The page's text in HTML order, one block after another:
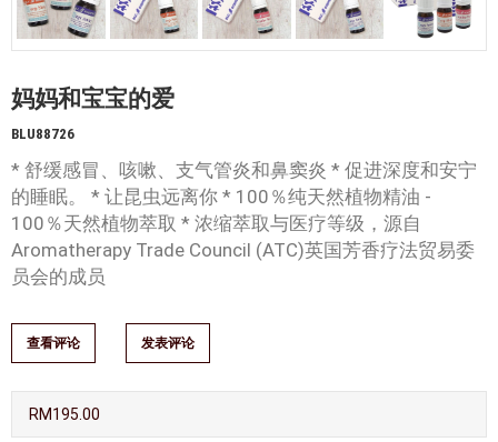
妈妈和宝宝的爱
BLU88726
* 舒缓感冒、咳嗽、支气管炎和鼻窦炎 * 促进深度和安宁
的睡眠。 * 让昆虫远离你 * 100％纯天然植物精油 -
100％天然植物萃取 * 浓缩萃取与医疗等级，源自
Aromatherapy Trade Council (ATC)英国芳香疗法贸易委
员会的成员
查看评论 发表评论
RM195.00